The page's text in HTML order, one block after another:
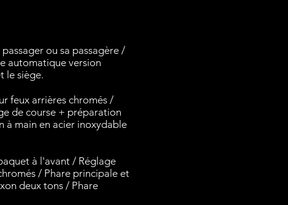
ou sa passagère /
automatique version
le siège.
feux arrières chromés /
de course + préparation
à main en acier inoxydable
à l'avant / Réglage
/ Phare principale et
deux tons / Phare